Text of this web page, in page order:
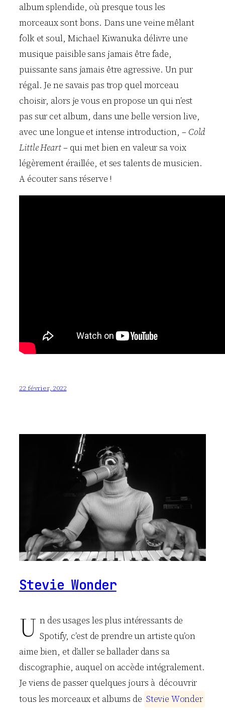
album splendide, où presque tous les
morceaux sont bons. Dans une veine mêlant
folk et soul, Michael Kiwanuka délivre une
musique paisible sans jamais être fade,
puissante sans jamais être agressive. Un pur
régal. Je ne savais pas trop quel morceau
choisir, alors je vous en propose un qui n’est
pas sur cet album, dans une belle version live,
avec une longue et intense introduction, – Cold
Little Heart– qui met bien en valeur sa voix
légèrement éraillée, et ses talents de musicien.
A écouter sans réserve !
22 février, 2022
Stevie Wonder
U n des usages les plus intéressants de
Spotify, c’est de prendre un artiste qu’on
aime bien, et d’aller se ballader dans sa
discographie, auquel on accède intégralement.
Je viens de passer quelques jours à découvrir
tous les morceaux et albums de Stevie Wonder